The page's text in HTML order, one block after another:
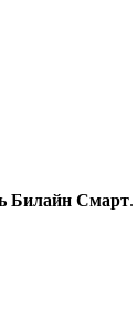
Билайн Смарт